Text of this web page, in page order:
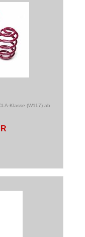
Klasse (W117) ab